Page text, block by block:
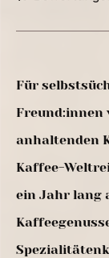
Für
Freund:innen
anhaltenden
Kaffee-
ein Jahr lang